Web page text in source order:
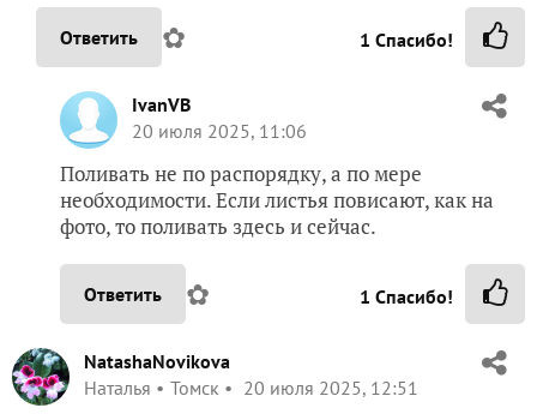
Ответить ✿ 1 Спасибо!
IvanVB
20 июля 2025, 11:06
Поливать не по распорядку, а по мере
необходимости. Если листья повисают, как на
фото, то поливать здесь и сейчас.
Ответить ✿ 1 Спасибо!
NatashaNovikova
Наталья
Томск 20 июля 2025, 12:51